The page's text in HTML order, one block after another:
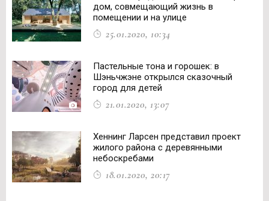
дом, совмещающий жизнь в
помещении и на улице
25.01.2020, 10:34
Пастельные тона и горошек: в
Шэньчжэне открылся сказочный
город для детей
21.01.2020, 13:07
Хеннинг Ларсен представил проект
жилого района с деревянными
небоскребами
18.01.2020, 20:17